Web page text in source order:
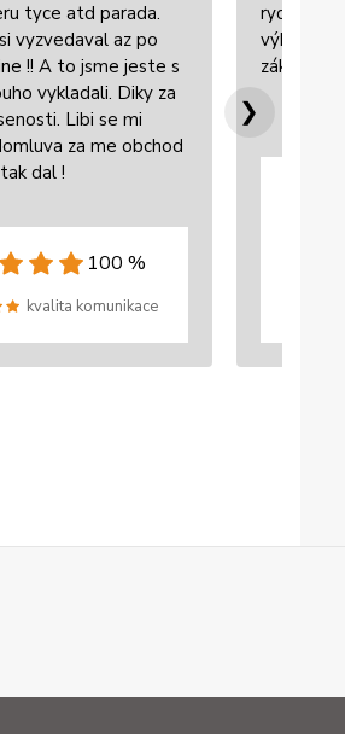
tyce atd parada.
vyzvedaval az po
!! A to jsme jeste s
vykladali. Diky za
Libi se mi
za me obchod
dal !
100 %
kvalita komunikace
rychle
výbornou
❯